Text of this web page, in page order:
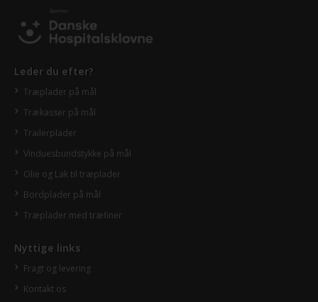
Leder du efter?
Træplader på mål
Trækasser på mål
Trailerplader
Vinduesbundstykke på mål
Olie og Lak til træplader
Bordplader på mål
Træplader med træfiner
Nyttige links
Fragt og levering
Kontakt os